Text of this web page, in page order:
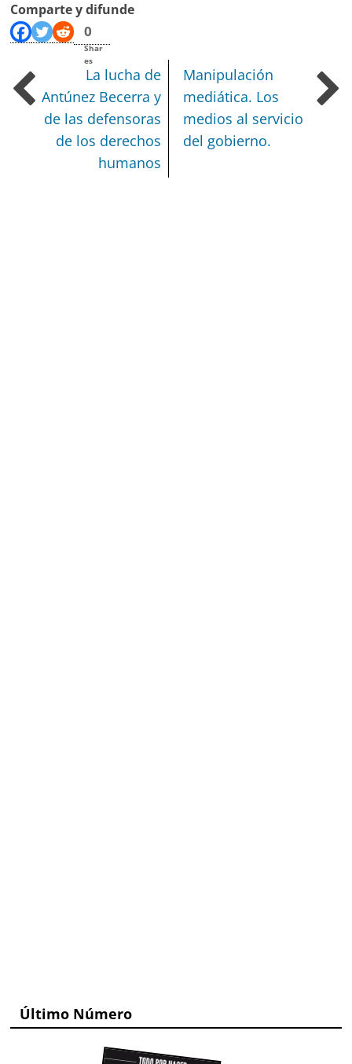
Comparte y difunde
0
Shar
es
La lucha de
Antúnez Becerra y
de las defensoras
de los derechos
humanos
Manipulación
mediática. Los
medios al servicio
del gobierno.
Último Número